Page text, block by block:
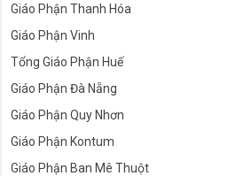
Giáo Phận Thanh Hóa
Giáo Phận Vinh
Tổng Giáo Phận Huế
Giáo Phận Đà Nẵng
Giáo Phận Quy Nhơn
Giáo Phận Kontum
Giáo Phận Ban Mê Thuột